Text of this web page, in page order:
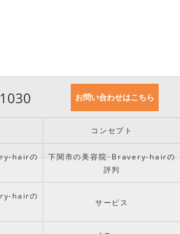
お問い合わせはこちら
コンセプト
hairの
下関市の美容院･Bravery-hairの
評判
hairの
サービス